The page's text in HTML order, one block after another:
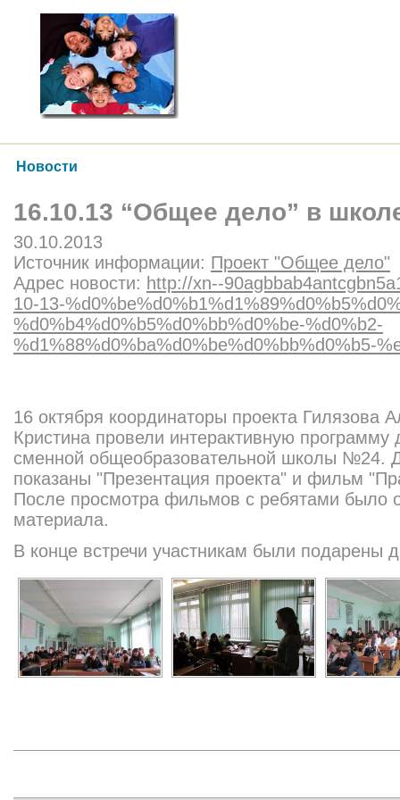
Новости
16.10.13 “Общее дело” в
30.10.2013
Источник информации: Проект "Общее дело"
Адрес новости: http://xn--
10-13-
%d0%b4%d0%b5%d0%bb%d0%be-%d0%b2-
%d1%88%d0%ba%d0%be%d0%bb%d0%b5-
16 октября координаторы проекта Гилязова
Кристина провели интерактивную программу
сменной общеобразовательной школы №24.
показаны "Презентация проекта" и фильм
После просмотра фильмов с ребятами было
материала.
В конце встречи участникам были подарены